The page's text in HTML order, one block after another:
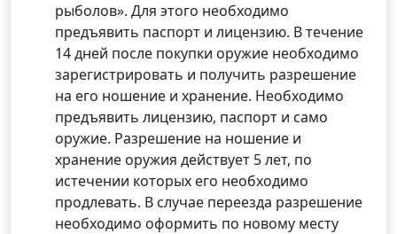
рыболов». Для этого необходимо
предъявить паспорт и лицензию. В течение
14 дней после покупки оружие необходимо
зарегистрировать и получить разрешение
на его ношение и хранение. Необходимо
предъявить лицензию, паспорт и само
оружие. Разрешение на ношение и
хранение оружия действует 5 лет, по
истечении которых его необходимо
продлевать. В случае переезда разрешение
необходимо оформить по новому месту